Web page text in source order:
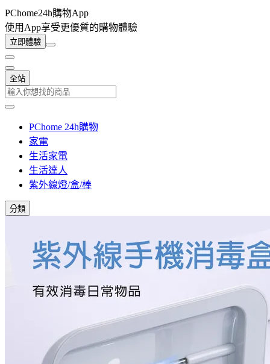
PChome24h購物App
使用App享受更優質的購物體驗
立即體驗
全站
PChome 24h購物
家電
生活家電
生活達人
紫外線燈/盒/棒
分類